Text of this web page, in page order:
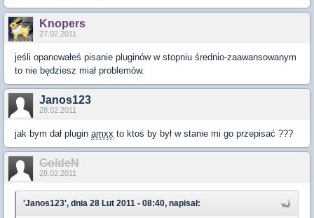
Knopers
27.02.2011
jeśli opanowałeś pisanie pluginów w stopniu średnio-zaawansowanym
to nie będziesz miał problemów.
Janos123
28.02.2011
jak bym dał plugin amxx to ktoś by był w stanie mi go przepisać ???
GoldeN
28.02.2011
'Janos123', dnia 28 Lut 2011 - 08:40, napisał: